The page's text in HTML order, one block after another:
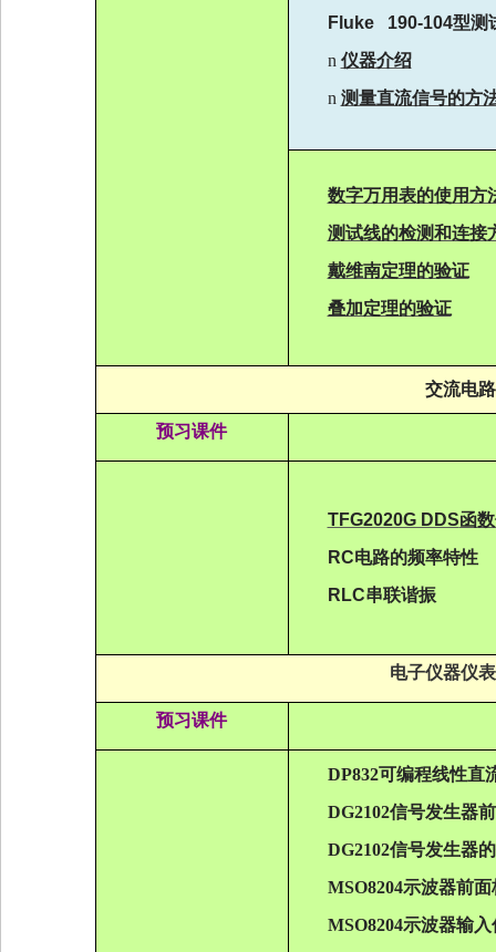
Fluke 190-104型测
n 仪器介绍
n 测量直流信号的方
数字万用表的使用方
测试线的检测和连接
戴维南定理的验证
叠加定理的验证
交流电路
预习课件
TFG2020G DDS函
RC电路的频率特性
RLC串联谐振
电子仪器仪
预习课件
DP832可编程线性直
DG2102信号发生器
DG2102信号发生器
MSO8204示波器前面
MSO8204示波器输入